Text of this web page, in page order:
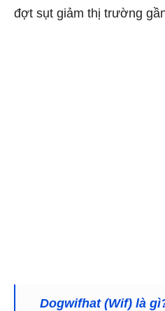
đợt sụt giảm thị trường
Dogwifhat (Wif) là